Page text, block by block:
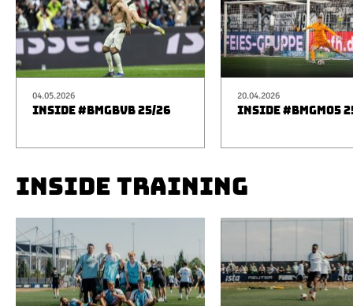
04.05.2026
INSIDE #BMGBVB 25/26
20.04.2026
INSIDE #BMGM05
INSIDE TRAINING